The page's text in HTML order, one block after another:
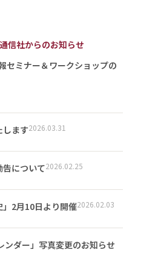
信社からのお知らせ
ミナー＆ワークショップの
します2026.03.31
について2026.02.25
2月10日より開催2026.02.03
ンダー」写真変更のお知らせ